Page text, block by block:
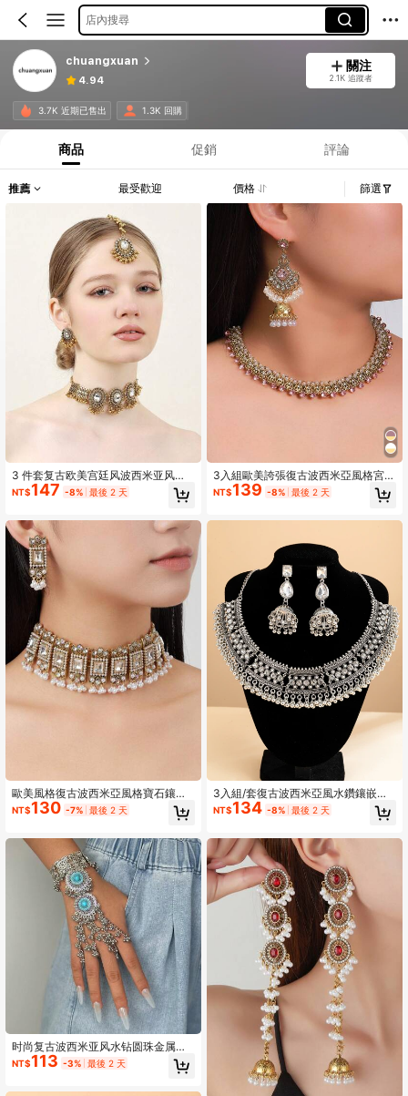
店內搜尋
chuangxuan
4.94
關注
2.1K 追蹤者
3.7K 近期已售出 1.3K 回購
商品 促銷 評論
推薦 最受歡迎 價格 篩選
3 件套复古欧美宫廷风波西米亚风时
尚首饰套装，包括水钻花朵锁骨项
链、泪珠串珠流苏耳环和夸张头链，
母亲、母亲节、礼物
NT$147 -8% 最後 2 天
歐美風格復古波西米亞風格寶石鑲嵌
假珍珠方形吊墜流蘇耳環鎖扣項圈項
鍊3件套裝
NT$130 -7% 最後 2 天
时尚复古波西米亚风水钻圆珠金属复
古银色花卉图案多层流苏戒指链指节
戒指女式手链
NT$113 -3% 最後 2 天
3入組歐美誇張復古波西米亞風格宮廷
異國風假珍珠串珠珠寶套裝,包含耳
環、鎖骨項鍊和流蘇鈴形吊墜
NT$139 -8% 最後 2 天
3入組/套復古波西米亞風水鑽鑲嵌時
尚首飾套裝:項鍊和耳飾
NT$134 -8% 最後 2 天